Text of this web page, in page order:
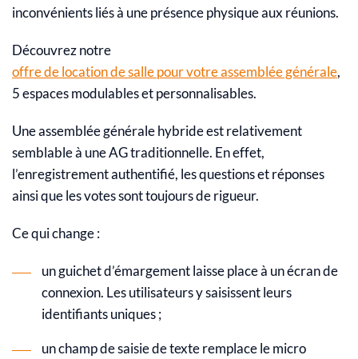
inconvénients liés à une présence physique aux réunions.
Découvrez notre
offre de location de salle pour votre assemblée générale,
5 espaces modulables et personnalisables.
Une assemblée générale hybride est relativement
semblable à une AG traditionnelle. En effet,
l’enregistrement authentifié, les questions et réponses
ainsi que les votes sont toujours de rigueur.
Ce qui change :
un guichet d’émargement laisse place à un écran de
connexion. Les utilisateurs y saisissent leurs
identifiants uniques ;
un champ de saisie de texte remplace le micro